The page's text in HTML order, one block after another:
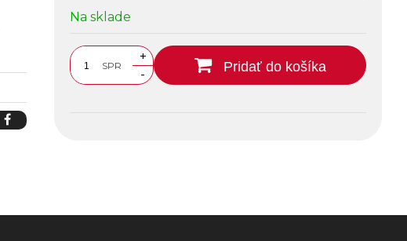
Na sklade
SPR
+
-
Pridať do košíka